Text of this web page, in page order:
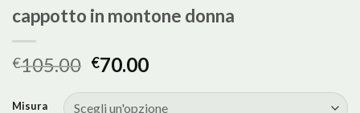
cappotto in montone donna
€105.00 €70.00
Misura